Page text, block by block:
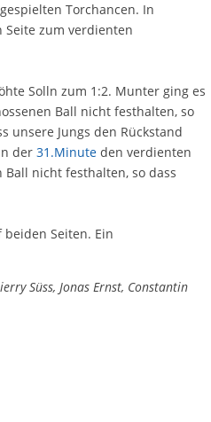
Torchancen. In
Seite zum verdienten
Solln zum 1:2. Munter ging es
Ball nicht festhalten, so
unsere Jungs den Rückstand
der31.Minute den verdienten
nicht festhalten, so dass
Seiten. Ein
Süss, Jonas Ernst, Constantin